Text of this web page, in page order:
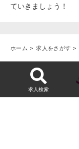
求人検索
ていきましょう！
ホーム 求人をさがす